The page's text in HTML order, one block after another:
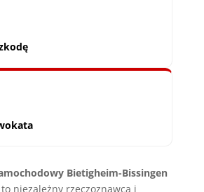
Bietigheim-Bissingen
to niezależny rzeczoznawca i